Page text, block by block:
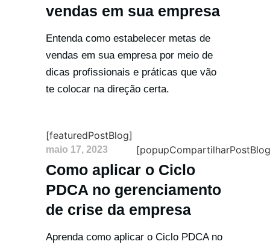
vendas em sua empresa
Entenda como estabelecer metas de
vendas em sua empresa por meio de
dicas profissionais e práticas que vão
te colocar na direção certa.
[featuredPostBlog]
maio 17, 2023
Como aplicar o Ciclo
PDCA no gerenciamento
de crise da empresa
Aprenda como aplicar o Ciclo PDCA no